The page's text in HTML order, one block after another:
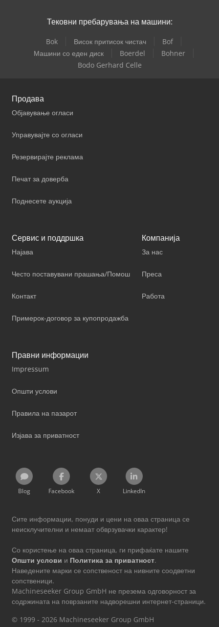
Тековни пребарувања на машини:
Bok Висок притисок чистач
Bof
Машини со еден диск
Boerdel
Bohner
Bodo Gerhard Celle
Продава
Објавување огласи
Управувајте со огласи
Резервирајте реклама
Печат за доверба
Поднесете аукција
Сервис и поддршка
Најава
Често поставувани прашања/Помош
Контакт
Примерок-договор за купопродажба
Компанија
За нас
Преса
Работа
Правни информации
Impressum
Општи услови
Правила на пазарот
Изјава за приватност
Blog Facebook X LinkedIn
Сите информации, понуди и цени на оваа страница се
неисклучителни и немаат обврзувачки карактер!
Со користење на оваа страница, ги прифаќате нашите
Општи услови и Политика за приватност.
Наведените марки се сопственост на нивните соодветни
сопственици.
Machineseeker Group GmbH не презема одговорност за
содржината на поврзаните надворешни интернет-страници.
© 1999 - 2026 Machineseeker Group GmbH